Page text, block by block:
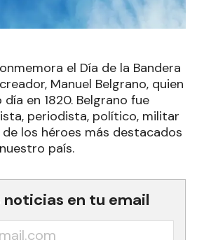
el Día de la Bandera
Manuel Belgrano, quien
en 1820. Belgrano fue
periodista, político, militar
los héroes más destacados
país.
noticias en tu email